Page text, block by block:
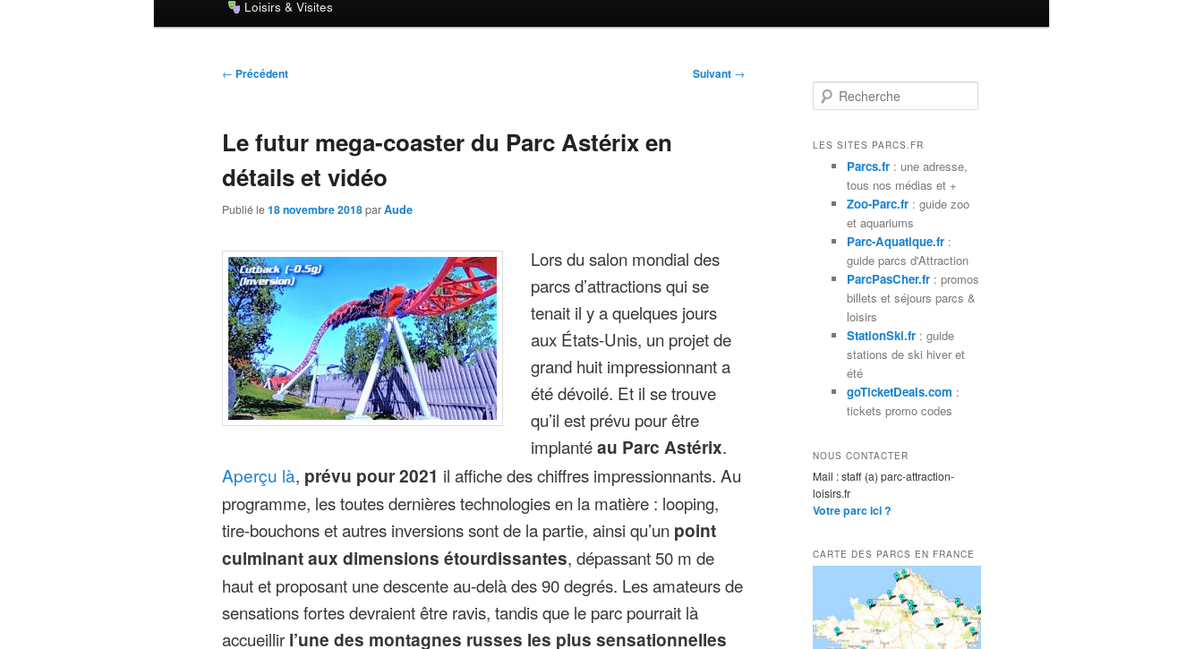
Loisirs & Visites
Navigation
← Précédent Suivant →
Le futur mega-coaster du Parc Astérix en
détails et vidéo
Publié le18 novembre 2018parAude
Lors du salon mondial des
parcs d’attractions qui se
tenait il y a quelques jours
aux États-Unis, un projet de
grand huit impressionnant a
été dévoilé. Et il se trouve
qu’il est prévu pour être
implantéau Parc Astérix.
Aperçu là, prévu pour 2021 il affiche des chiffres impressionnants. Au
programme, les toutes dernières technologies en la matière : looping,
tire-bouchons et autres inversions sont de la partie, ainsi qu’un point
culminant aux dimensions étourdissantes, dépassant 50 m de
haut et proposant une descente au-delà des 90 degrés. Les amateurs de
sensations fortes devraient être ravis, tandis que le parc pourrait là
accueillir l’une des montagnes russes les plus sensationnelles
e
h
LES SITES PARCS.FR
Parcs.fr: une adresse,
tous nos médias et +
Zoo-Parc.fr: guide zoo
et aquariums
Parc-Aquatique.fr:
guide parcs d'Attraction
ParcPasCher.fr: promos
billets et séjours parcs &
loisirs
StationSki.fr: guide
stations de ski hiver et
été
goTicketDeals.com :
tickets promo codes
NOUS CONTACTER
Mail : staff (a) parc-attraction-
loisirs.fr
Votre parc ici ?
CARTE DES PARCS EN FRANCE